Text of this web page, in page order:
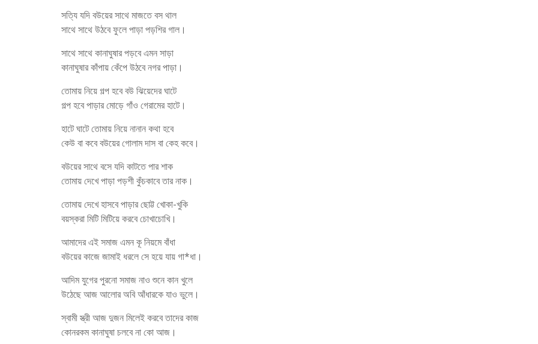
সত্যি যদি বউয়ের সাথে মাজতে বস থাল
সাথে সাথে উঠবে ফুলে পাড়া পড়শির গাল।
সাথে সাথে কানাঘুষার পড়বে এমন সাড়া
কানাঘুষার কাঁপায় কেঁপে উঠবে নগর পাড়া।
তোমায় নিয়ে গল্প হবে বউ ঝিয়েদের ঘাটে
গল্প হবে পাড়ার মোড়ে গাঁও গেরামের হাটে।
হাটে ঘাটে তোমায় নিয়ে নানান কথা হবে
কেউ বা কবে বউয়ের গোলাম দাস বা কেহ কবে।
বউয়ের সাথে বসে যদি কাটতে পার শাক
তোমায় দেখে পাড়া পড়শী কুঁচকাবে তার নাক।
তোমায় দেখে হাসবে পাড়ার ছোট্ট খোকা-খুকি
বয়স্করা মিটি মিটিয়ে করবে চোখাচোখি।
আমাদের এই সমাজ এমন কূ নিয়মে বাঁধা
বউয়ের কাজে জামাই ধরলে সে হয়ে যায় গা*ধা।
আদিম যুগের পুরনো সমাজ নাও শুনে কান খুলে
উঠেছে আজ আলোর অবি আঁধারকে যাও ভুলে।
স্বামী স্ত্রী আজ দুজন মিলেই করবে তাদের কাজ
কোনরকম কানাঘুষা চলবে না কো আজ।